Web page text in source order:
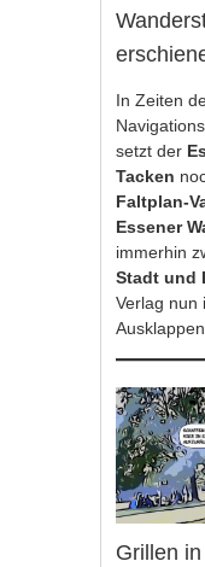
In Zeiten
setzt der
Tacken
Faltplan-
Essener
immerhin
Stadt und
Verlag nun
Grillen